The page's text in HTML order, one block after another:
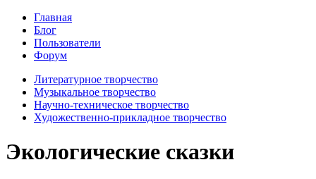
Главная
Блог
Пользователи
Форум
Литературное творчество
Музыкальное творчество
Научно-техническое творчество
Художественно-прикладное творчество
Экологические сказки